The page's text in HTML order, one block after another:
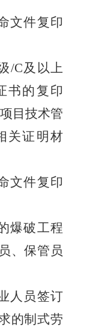
文件复印
/C及以上
书的复印
目技术管
关证明材
文件复印
爆破工程
、保管员
人员签订
的制式劳